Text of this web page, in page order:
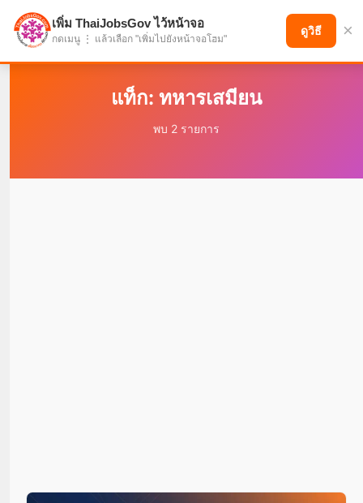
แบ่งปันโอกาส เพื่ออนาคตที่ก้าวหน้า
แท็ก: ทหารเสมียน
พบ 2 รายการ
เพิ่ม ThaiJobsGov ไว้หน้าจอ
กดเมนู ⋮ แล้วเลือก "เพิ่มไปยังหน้าจอโฮม"
ดูวิธี ×